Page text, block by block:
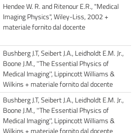
Hendee W. R. and Ritenour E.R., "Medical
Imaging Physics", Wiley-Liss, 2002 +
materiale fornito dal docente
Bushberg J.T, Seibert J.A., Leidholdt E.M. Jr.,
Boone J.M., ''The Essential Physics of
Medical Imaging'', Lippincott Williams &
Wilkins + materiale fornito dal docente
Bushberg J.T, Seibert J.A., Leidholdt E.M. Jr.,
Boone J.M., ''The Essential Physics of
Medical Imaging'', Lippincott Williams &